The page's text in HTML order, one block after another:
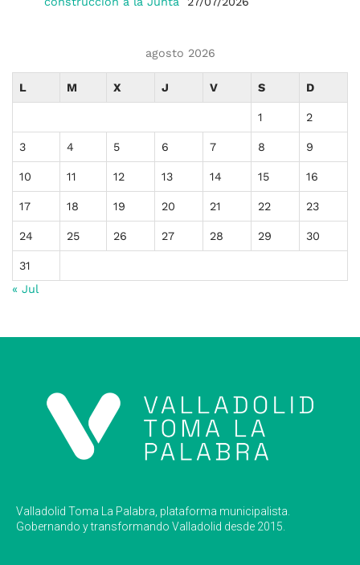
agosto 2026
L M X J V S D
1 2
3 4 5 6 7 8 9
10 11 12 13 14 15 16
17 18 19 20 21 22 23
24 25 26 27 28 29 30
31
« Jul
Valladolid Toma La Palabra, plataforma municipalista.
Gobernando y transformando Valladolid desde 2015.